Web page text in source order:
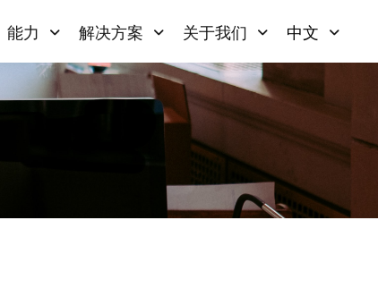
能力 解决方案 关于我们 中文